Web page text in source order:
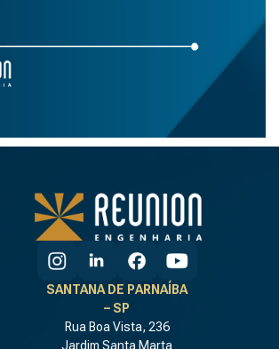
SANTANA DE PARNAÍBA
– SP
Rua Boa Vista, 236
Jardim Santa Marta